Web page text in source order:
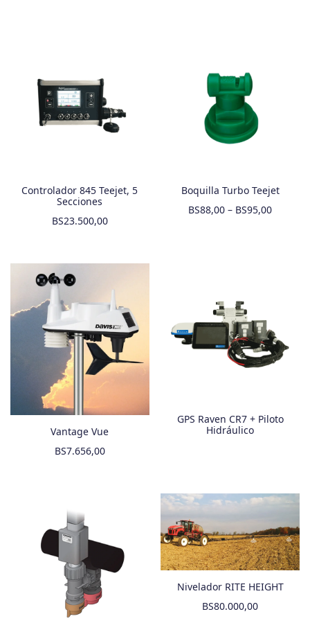
Controlador 845 Teejet, 5
Secciones
BS23.500,00
Boquilla Turbo Teejet
BS88,00 – BS95,00
Vantage Vue
BS7.656,00
GPS Raven CR7 + Piloto
Hidráulico
Nivelador RITE HEIGHT
BS80.000,00